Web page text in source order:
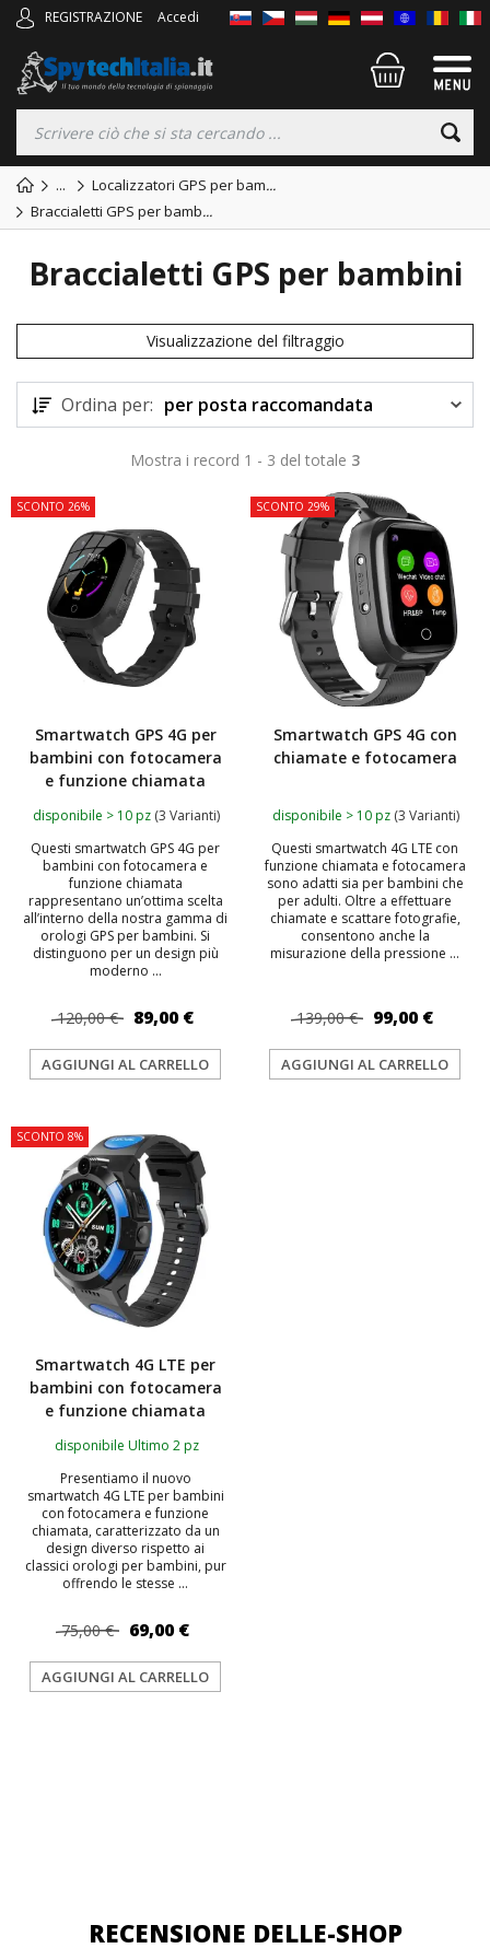
REGISTRAZIONE Accedi
... Localizzatori GPS per bam...
Braccialetti GPS per bamb...
Braccialetti GPS per bambini
Visualizzazione del filtraggio
Ordina per: per posta raccomandata
Mostra i record 1 - 3 del totale 3
SCONTO 26%
Smartwatch GPS 4G per
bambini con fotocamera
e funzione chiamata
disponibile > 10 pz (3 Varianti)
Questi smartwatch GPS 4G per
bambini con fotocamera e
funzione chiamata
rappresentano un’ottima scelta
all’interno della nostra gamma di
orologi GPS per bambini. Si
distinguono per un design più
moderno ...
120,00 € 89,00 €
AGGIUNGI AL CARRELLO
SCONTO 29%
Smartwatch GPS 4G con
chiamate e fotocamera
disponibile > 10 pz (3 Varianti)
Questi smartwatch 4G LTE con
funzione chiamata e fotocamera
sono adatti sia per bambini che
per adulti. Oltre a effettuare
chiamate e scattare fotografie,
consentono anche la
misurazione della pressione ...
139,00 € 99,00 €
AGGIUNGI AL CARRELLO
SCONTO 8%
Smartwatch 4G LTE per
bambini con fotocamera
e funzione chiamata
disponibile Ultimo 2 pz
Presentiamo il nuovo
smartwatch 4G LTE per bambini
con fotocamera e funzione
chiamata, caratterizzato da un
design diverso rispetto ai
classici orologi per bambini, pur
offrendo le stesse ...
75,00 € 69,00 €
AGGIUNGI AL CARRELLO
RECENSIONE DELLE-SHOP